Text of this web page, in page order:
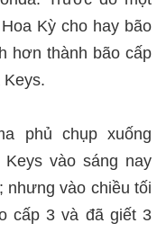
Kỳ cho hay bão
hơn thành bão cấp
phủ chụp xuống
vào sáng nay
nhưng vào chiều tối
cấp 3 và đã giết 3